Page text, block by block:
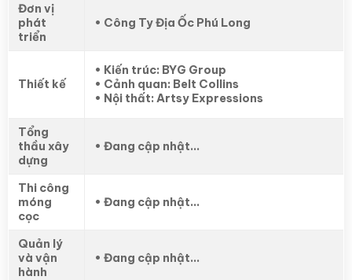
Đơn vị
phát
triển
• Công Ty Địa Ốc Phú Long
Thiết kế
• Kiến trúc: BYG Group
• Cảnh quan: Belt Collins
• Nội thất: Artsy Expressions
Tổng
thầu xây
dựng
• Đang cập nhật…
Thi công
móng
cọc
• Đang cập nhật…
Quản lý
và vận
hành
• Đang cập nhật…